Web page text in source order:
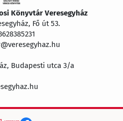
Könyvtár Veresegyház
Fő út 53.
Budapesti utca 3/a